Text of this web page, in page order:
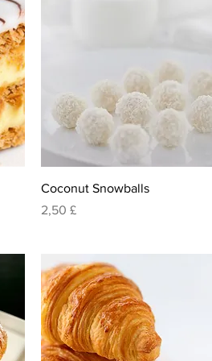
Visualização rápida
Coconut Snowballs
Preço
2,50 £